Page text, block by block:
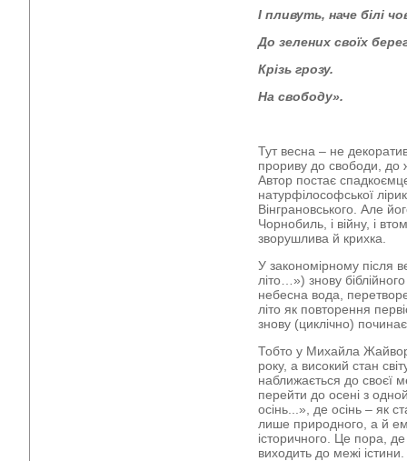
І пливуть, наче білі
До зелених своїх
Крізь грозу.
На свободу».
Тут весна – не
прориву до свободи, до
Автор постає
натурфілософської
Вінграновського. Але
Чорнобиль, і війну, і
зворушлива й крихка.
У закономірному після
літо…») знову
небесна вода,
літо як повторення
знову (циклічно)
Тобто у Михайла
року, а високий стан
наближається до своєї
перейти до осені з
осінь...», де осінь – як
лише природного, а й
історичного. Це пора,
виходить до межі істини.